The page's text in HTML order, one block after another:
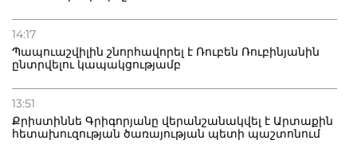
14:17
Պապուաշվիլին շնորհավորել է Ռուբեն Ռուբինյանին
ընտրվելու կապակցությամբ
13:51
Քրիստիննե Գրիգորյանը վերանշանակվել է Արտաքին
հետախուզության ծառայության պետի պաշտոնում